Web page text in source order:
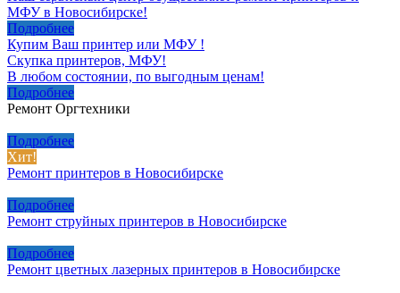
МФУ в Новосибирске!
Подробнее
Купим Ваш принтер или МФУ !
Скупка принтеров, МФУ!
В любом состоянии, по выгодным ценам!
Подробнее
Ремонт Оргтехники
Подробнее
Хит!
Ремонт принтеров в Новосибирске
Подробнее
Ремонт струйных принтеров в Новосибирске
Подробнее
Ремонт цветных лазерных принтеров в Новосибирске